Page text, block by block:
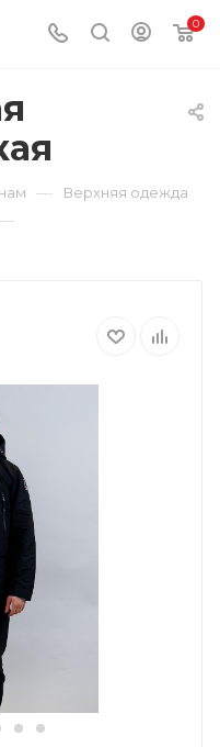
0
— Верхняя одежда